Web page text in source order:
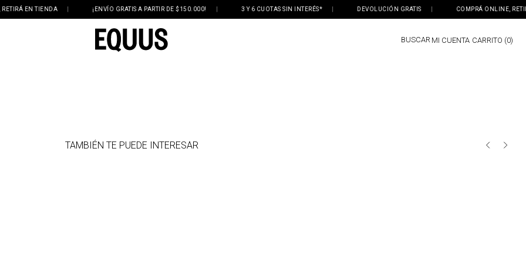
TIENDA | ¡ENVÍO GRATIS A PARTIR DE $150.000! | 3 Y 6 CUOTAS SIN INTERÉS* | DEVOLUCIÓN GRATIS | COMPRÁ ONLINE, RETIRÁ EN
BUSCAR MI CUENTA 0
TAMBIÉN TE PUEDE INTERESAR